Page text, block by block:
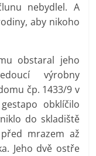
nebydlel. A
aby nikoho
obstaral jeho
výrobny
čp. 1433/9 v
obklíčilo
do skladiště
mrazem až
Jeho dvě ostře